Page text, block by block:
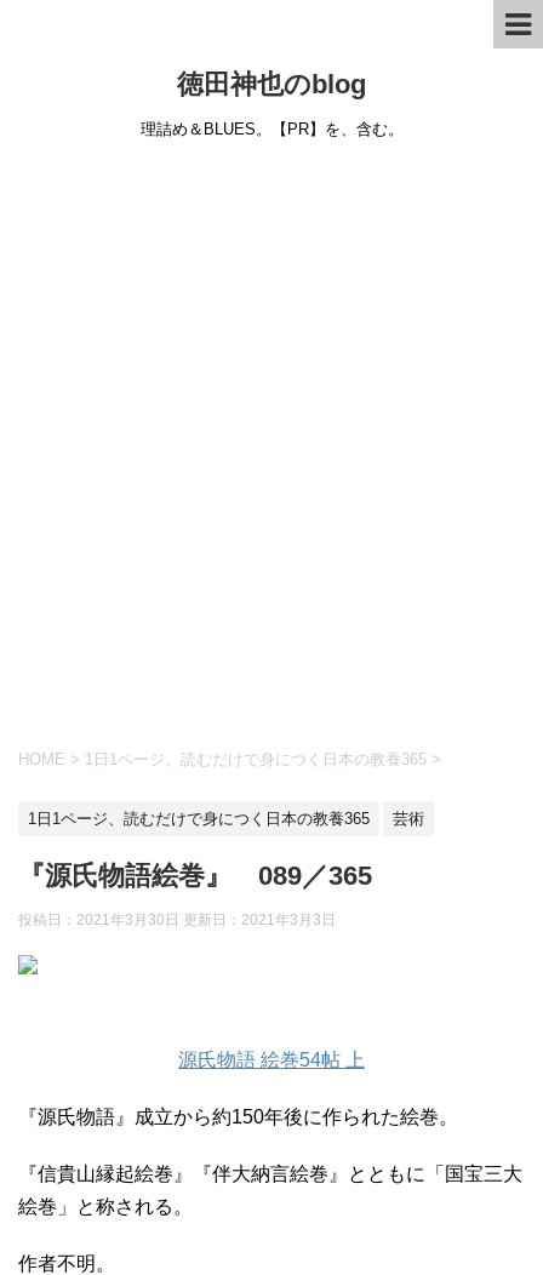
徳田神也のblog
理詰め＆BLUES。【PR】を、含む。
HOME > 1日1ページ、読むだけで身につく日本の教養365 >
1日1ページ、読むだけで身につく日本の教養365 芸術
『源氏物語絵巻』 089／365
投稿日：2021年3月30日 更新日： 2021年3月3日
源氏物語 絵巻54帖 上
『源氏物語』成立から約150年後に作られた絵巻。
『信貴山縁起絵巻』『伴大納言絵巻』とともに「国宝三大
絵巻」と称される。
作者不明。